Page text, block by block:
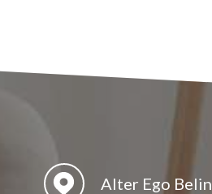
Alter Ego Belin